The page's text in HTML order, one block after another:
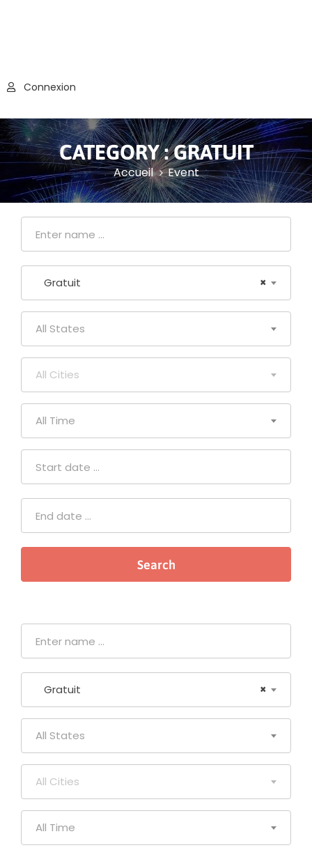
Connexion
CATEGORY :GRATUIT
Accueil Event
×
Gratuit
All States
All Cities
All Time
×
Gratuit
All States
All Cities
All Time